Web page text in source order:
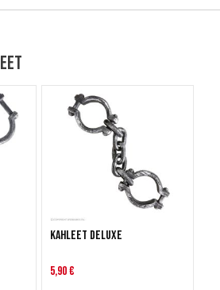
Kahleet deluxe
5,90 €